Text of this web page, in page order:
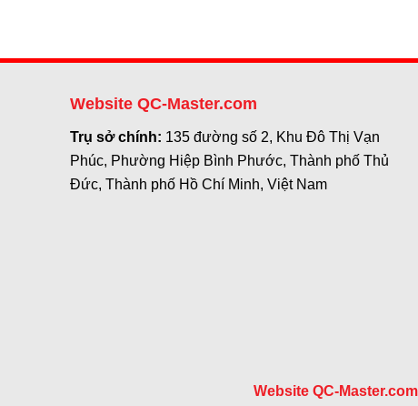
Website QC-Master.com
Trụ sở chính: 135 đường số 2, Khu Đô Thị Vạn
Phúc, Phường Hiệp Bình Phước, Thành phố Thủ
Đức, Thành phố Hồ Chí Minh, Việt Nam
Website QC-Master.com